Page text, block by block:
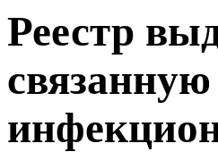
Реестр
связанную